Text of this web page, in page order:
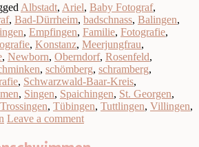
Albstadt, Ariel, Baby Fotograf,
, Bad-Dürrheim, badschnass, Balingen,
, Empfingen, Familie, Fotografie,
, Konstanz, Meerjungfrau,
, Newborn, Oberndorf, Rosenfeld,
, schömberg, schramberg,
, Schwarzwald-Baar-Kreis,
, Singen, Spaichingen, St. Georgen,
Trossingen, Tübingen, Tuttlingen, Villingen,
Leave a comment